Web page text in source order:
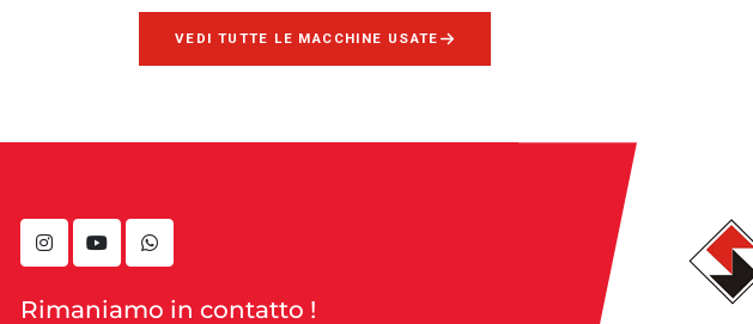
VEDI TUTTE LE MACCHINE USATE
instagramyoutubewhatsapp
Rimaniamo in contatto !